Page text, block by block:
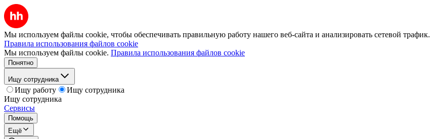
Мы используем файлы cookie, чтобы обеспечивать правильную работу нашего веб-сайта и анализировать сетевой трафик.
Правила использования файлов cookie
Мы используем файлы cookie. Правила использования файлов cookie
Понятно
Ищу сотрудника
Ищу работу
Ищу сотрудника
Ищу сотрудника
Сервисы
Помощь
Ещё